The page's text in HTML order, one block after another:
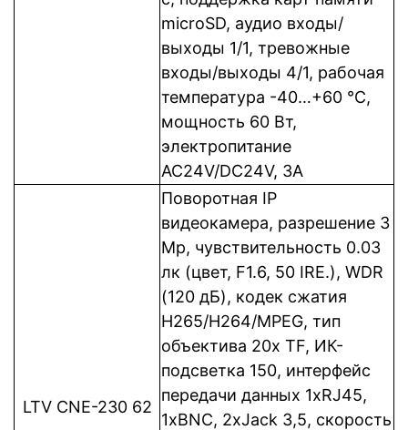
microSD, аудио входы/
выходы 1/1, тревожные
входы/выходы 4/1, рабочая
температура -40…+60 °C,
мощность 60 Вт,
электропитание
AC24V/DC24V, 3A
LTV CNE-230 62
Поворотная IP
видеокамера, разрешение 3
Mp, чувствительность 0.03
лк (цвет, F1.6, 50 IRE.), WDR
(120 дБ), кодек сжатия
Н265/H264/MPEG, тип
объектива 20х TF, ИК-
подсветка 150, интерфейс
передачи данных 1xRJ45,
1xBNC, 2xJack 3,5, cкорость